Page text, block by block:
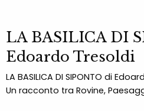
LA BASILICA DI
Edoardo Tresoldi
LA BASILICA DI SIPONTO di
Un racconto tra Rovine,